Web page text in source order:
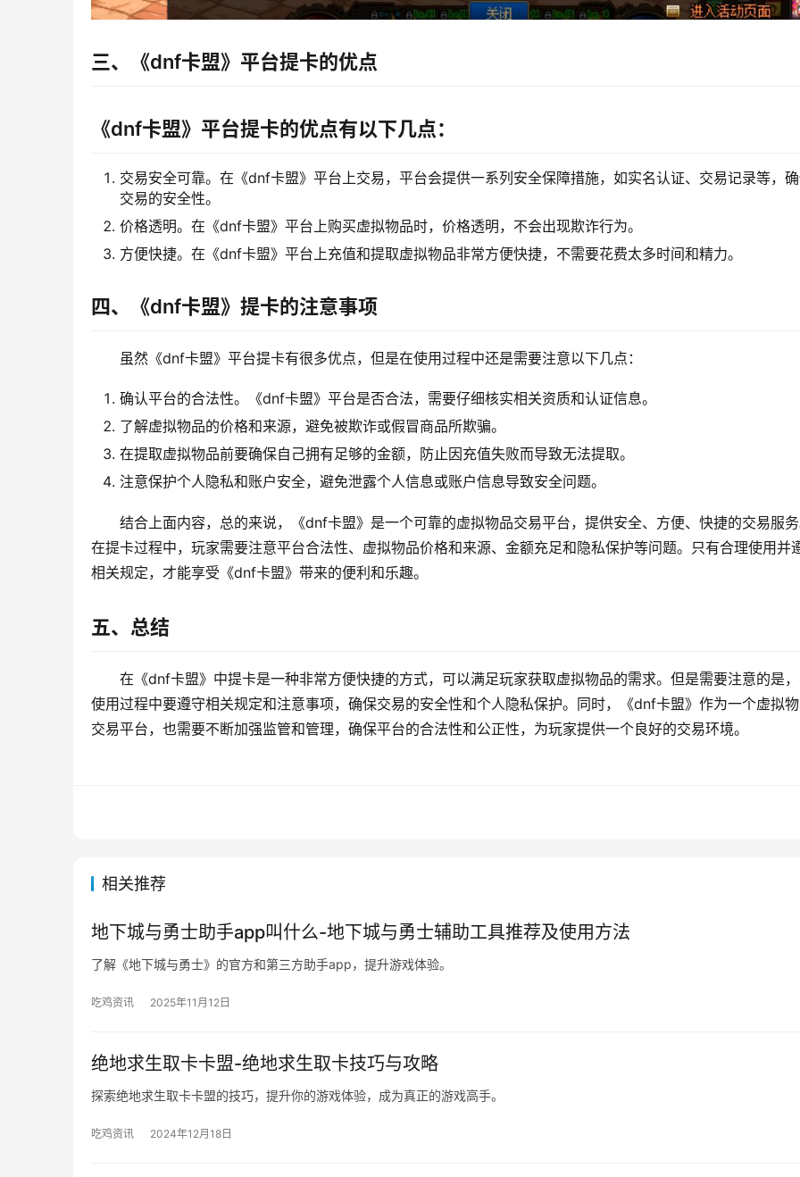
三、《dnf卡盟》平台提卡的优点
《dnf卡盟》平台提卡的优点有以下几点：
交易安全可靠。在《dnf卡盟》平台上交易，平台会提供一系列安全保障措施，如实名认证、交易记录等，
交易的安全性。
价格透明。在《dnf卡盟》平台上购买虚拟物品时，价格透明，不会出现欺诈行为。
方便快捷。在《dnf卡盟》平台上充值和提取虚拟物品非常方便快捷，不需要花费太多时间和精力。
四、《dnf卡盟》提卡的注意事项
虽然《dnf卡盟》平台提卡有很多优点，但是在使用过程中还是需要注意以下几点：
确认平台的合法性。《dnf卡盟》平台是否合法，需要仔细核实相关资质和认证信息。
了解虚拟物品的价格和来源，避免被欺诈或假冒商品所欺骗。
在提取虚拟物品前要确保自己拥有足够的金额，防止因充值失败而导致无法提取。
注意保护个人隐私和账户安全，避免泄露个人信息或账户信息导致安全问题。
结合上面内容，总的来说，《dnf卡盟》是一个可靠的虚拟物品交易平台，提供安全、方便、快捷的交易服
在提卡过程中，玩家需要注意平台合法性、虚拟物品价格和来源、金额充足和隐私保护等问题。只有合理使用并
相关规定，才能享受《dnf卡盟》带来的便利和乐趣。
五、总结
在《dnf卡盟》中提卡是一种非常方便快捷的方式，可以满足玩家获取虚拟物品的需求。但是需要注意的是
使用过程中要遵守相关规定和注意事项，确保交易的安全性和个人隐私保护。同时，《dnf卡盟》作为一个虚拟
交易平台，也需要不断加强监管和管理，确保平台的合法性和公正性，为玩家提供一个良好的交易环境。
相关推荐
地下城与勇士助手app叫什么-地下城与勇士辅助工具推荐及使用方法
了解《地下城与勇士》的官方和第三方助手app，提升游戏体验。
吃鸡资讯 2025年11月12日
绝地求生取卡卡盟-绝地求生取卡技巧与攻略
探索绝地求生取卡卡盟的技巧，提升你的游戏体验，成为真正的游戏高手。
吃鸡资讯 2024年12月18日